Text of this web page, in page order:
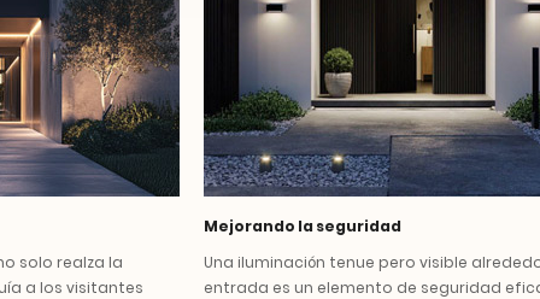
solo realza la
a los visitantes
Mejorando la seguridad
Una iluminación tenue pero visible
entrada es un elemento de seguridad